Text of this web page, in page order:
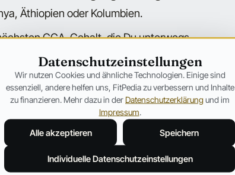
Äthiopien oder Kolumbien.
CGA-Gehalt, die Du unterwegs
entkoffeiniert oder mittlere Röstung)
mehr CGA als der vom Automaten
CGA als normaler Kaffee.
normalerweise nicht allzu viel
Qualität mit wenig CGA verwendet
Datenschutzeinstellungen
Wir nutzen Cookies und ähnliche Technologien. Einige sind
essenziell, andere helfen uns, FitPedia zu verbessern und Inhalte
zu finanzieren. Mehr dazu in der Datenschutzerklärungund im
Impressum
Alle akzeptieren Speichern
Individuelle Datenschutzeinstellungen